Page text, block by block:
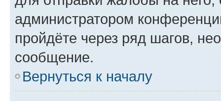
администратором
пройдёте через ряд шагов,
сообщение.
Вернуться к началу